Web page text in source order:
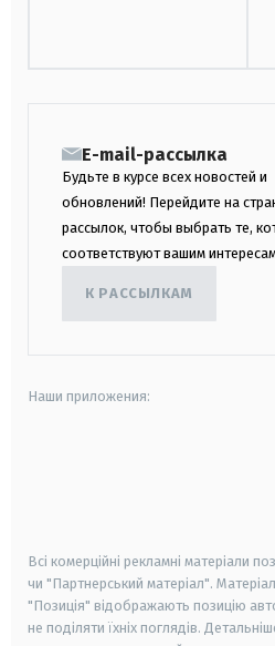
E-mail-рассылка
Будьте в курсе всех новостей и
обновлений! Перейдите на
рассылок, чтобы выбрать те,
соответствуют вашим
К РАССЫЛКАМ
Наши приложения:
Всі комерційні рекламні матеріали
чи "Партнерський матеріал".
"Позиція" відображають позицію
не поділяти їхніх поглядів.